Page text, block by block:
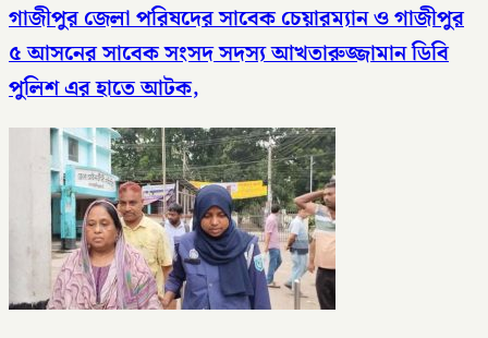
গাজীপুর জেলা পরিষদের সাবেক চেয়ারম্যান ও গাজীপুর
৫ আসনের সাবেক সংসদ সদস্য আখতারুজ্জামান ডিবি
পুলিশ এর হাতে আটক,